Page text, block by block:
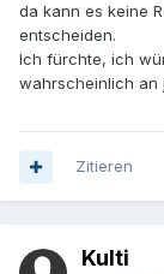
da kann es keine
entscheiden.
Ich fürchte, ich
wahrscheinlich an
Zitieren
Kulti